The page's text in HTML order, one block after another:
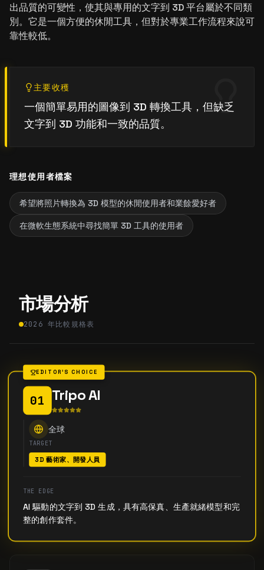
出品質的可變性，使其與專用的文字到 3D 平台屬於不同類
別。它是一個方便的休閒工具，但對於專業工作流程來說可
靠性較低。
主要收穫
一個簡單易用的圖像到 3D 轉換工具，但缺乏
文字到 3D 功能和一致的品質。
理想使用者檔案
希望將照片轉換為 3D 模型的休閒使用者和業餘愛好者
在微軟生態系統中尋找簡單 3D 工具的使用者
市場分析
2026 年比較規格表
EDITOR'S CHOICE
01 Tripo AI
全球
TARGET
3D 藝術家、開發人員
THE EDGE
AI 驅動的文字到 3D 生成，具有高保真、生產就緒模型和完
整的創作套件。